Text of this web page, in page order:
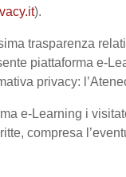
).
trasparenza
piattaforma e-
privacy:
e-Learning i
compresa